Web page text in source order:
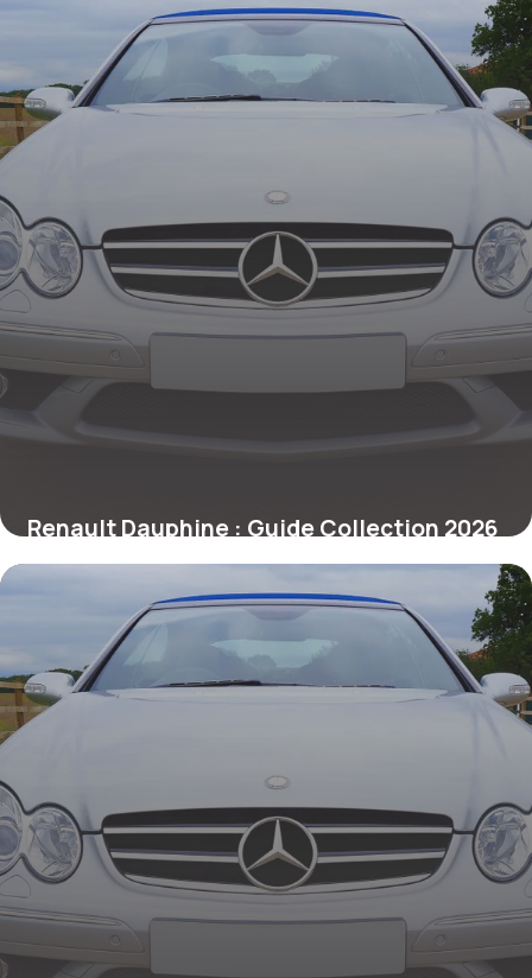
Renault Dauphine : Guide Collection 2026
1 juillet 2026